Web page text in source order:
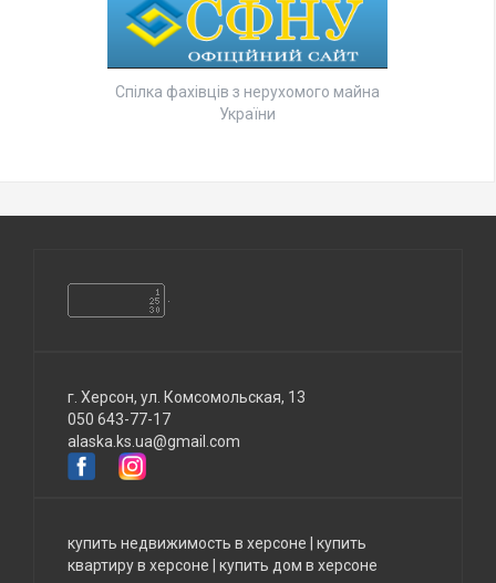
Спілка фахівців з нерухомого майна
України
г. Херсон, ул. Комсомольская, 13
050 643-77-17
alaska.ks.ua@gmail.com
купить недвижимость в херсоне
купить
квартиру в херсоне
купить дом в херсоне